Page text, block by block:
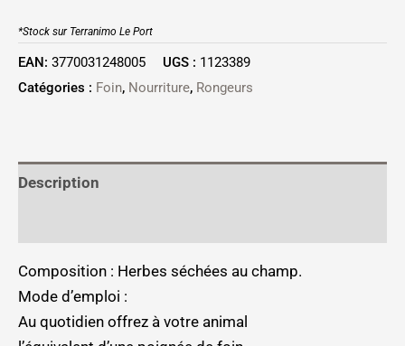
*Stock sur Terranimo Le Port
EAN: 3770031248005 UGS : 1123389
Catégories : Foin, Nourriture, Rongeurs
Description
Composition : Herbes séchées au champ.
Mode d’emploi :
Au quotidien offrez à votre animal